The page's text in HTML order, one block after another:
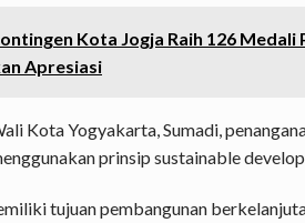
Kota Jogja Raih 126 Medali
Apresiasi
Kota Yogyakarta, Sumadi,
prinsip sustainable
tujuan pembangunan